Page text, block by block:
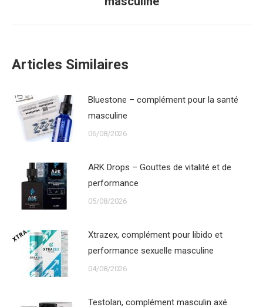
post:
Articles Similaires
Bluestone – complément pour la santé
masculine
06/08/2026
ARK Drops – Gouttes de vitalité et de
performance
05/08/2026
Xtrazex, complément pour libido et
performance sexuelle masculine
04/08/2026
Testolan, complément masculin axé